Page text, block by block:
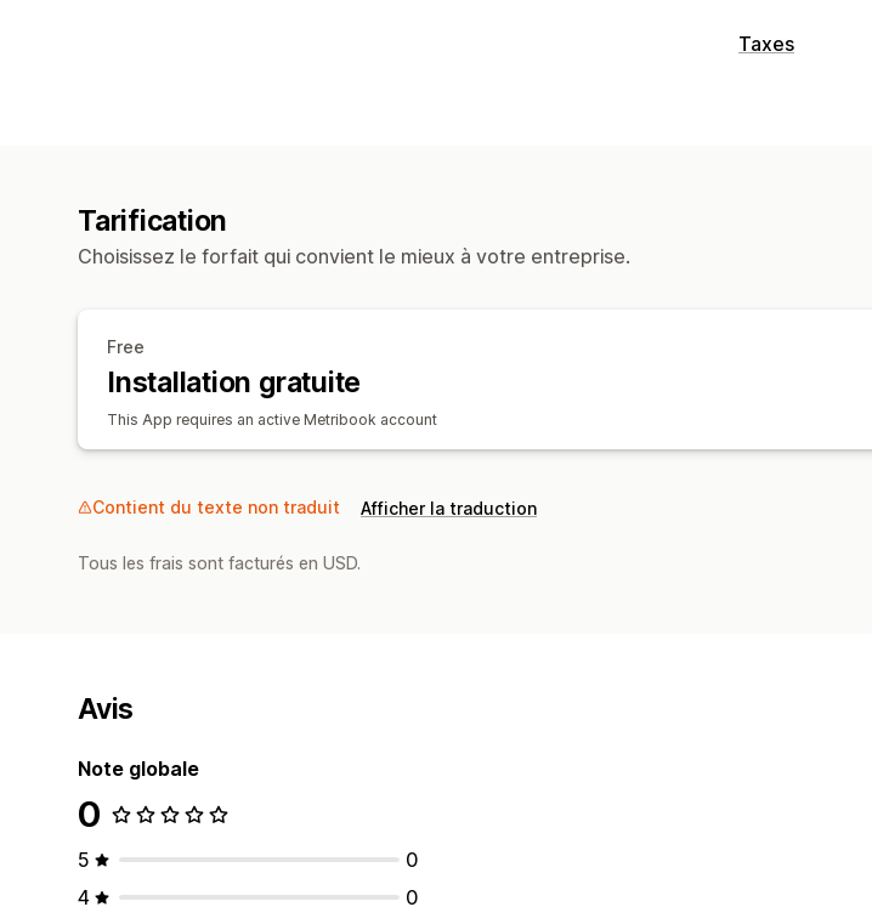
Taxes
Tarification
Choisissez le forfait qui convient le mieux à votre entreprise.
Free
Installation gratuite
This App requires an active Metribook account
Contient du texte non traduit Afficher la traduction
Tous les frais sont facturés en USD.
Avis
Note globale
0
5
0
4
0